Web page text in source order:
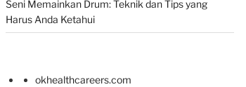
Seni Memainkan Drum: Teknik dan Tips yang
Harus Anda Ketahui
okhealthcareers.com